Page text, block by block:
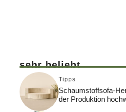
sehr beliebt
Tipps
Schaumstoffsofa-
der Produktion